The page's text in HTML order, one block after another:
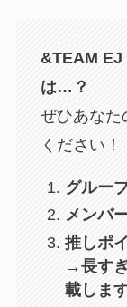
&TEAM EJ
は…？
ぜひあなた
ください！
グルー
メンバ
推しポ
→長す
載しま